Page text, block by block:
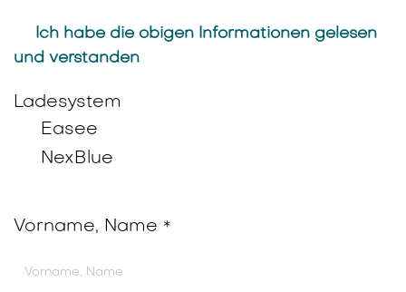
Ich habe die obigen Informationen gelesen
und verstanden
Ladesystem
Easee
NexBlue
Vorname, Name *